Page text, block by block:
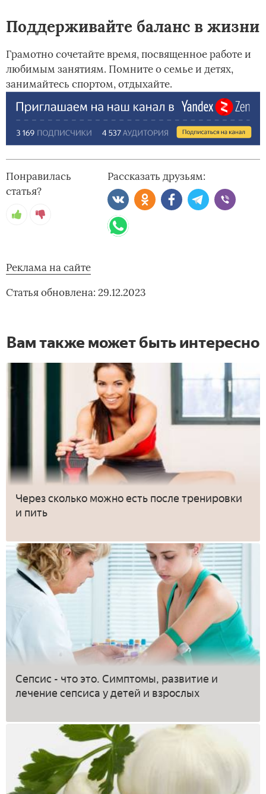
Поддерживайте баланс в жизни
Грамотно сочетайте время, посвященное работе и
любимым занятиям. Помните о семье и детях,
занимайтесь спортом, отдыхайте.
Понравилась
статья?
Рассказать друзьям:
Реклама на сайте
Статья обновлена: 29.12.2023
Вам также может быть интересно
Через сколько можно есть после тренировки
и пить
Сепсис - что это. Симптомы, развитие и
лечение сепсиса у детей и взрослых